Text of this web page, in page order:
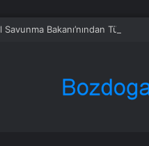
Savunma Bakanı’nından